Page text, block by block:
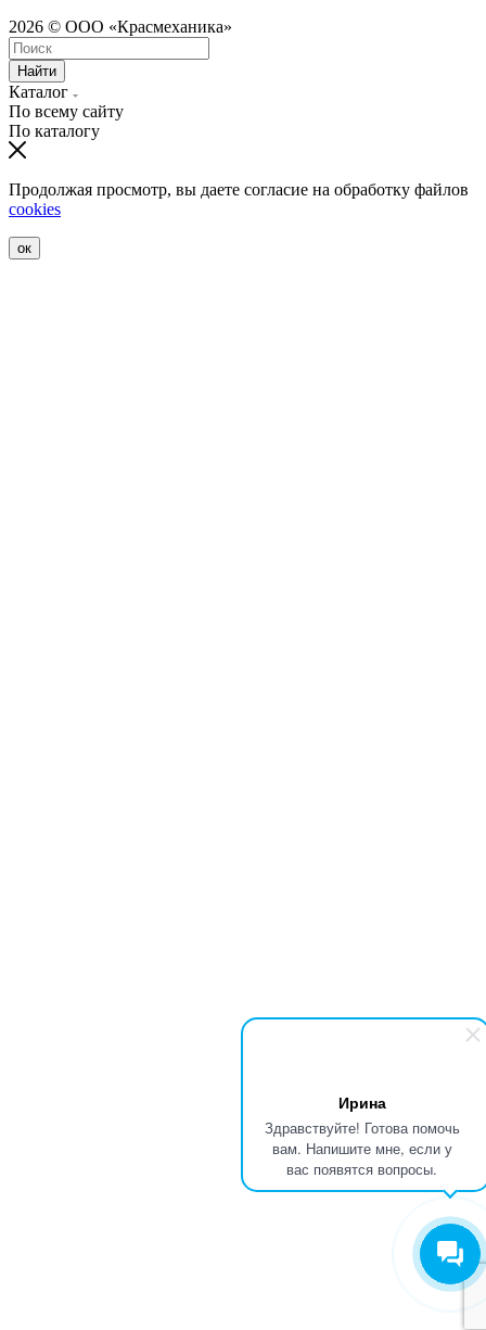
Ирина
Здравствуйте! Готова помочь
вам. Напишите мне, если у
вас появятся вопросы.
2026 © ООО «Красмеханика»
Найти
Каталог
По всему сайту
По каталогу
Продолжая просмотр, вы даете согласие на обработку файлов
cookies
ок